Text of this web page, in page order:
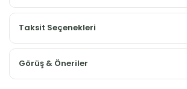
Taksit Seçenekleri
Görüş & Öneriler